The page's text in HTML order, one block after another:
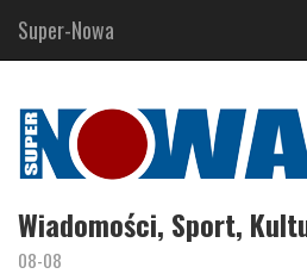
Super-Nowa
Wiadomości, Sport,
08-08